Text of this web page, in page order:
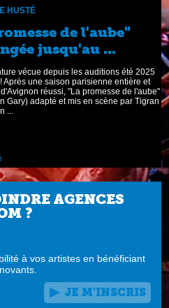
HUSTÉ
de l'aube"
jusqu'au ...
vécue depuis les auditions été 2025
Après une saison parisienne entière et
réussi, "La promesse de l'aube"
Gary) adapté et mis en scène par Tigran
...
AGENCES
?
à vos artistes en bénéficiant
JE M'INSCRIS